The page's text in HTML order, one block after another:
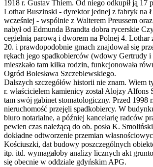
1918 r. Gustav Thiem. Od niego odkupił ją 17
Lothar Buszinski - dyrektor jednej z fabryk na
wcześniej - wspólnie z Walterem Preussem
nabył od Edmunda Brandta dobra rycerskie
cegielnią parową i dworem na Polnej 4. Lothar
20. i prawdopodobnie gmach znajdował się
rękach jego spadkobierców (wdowy Gertrudy
mieszkało tam kilka rodzin, funkcjonowała
Ogród Bolesława Szczeblewskiego.
Dalszych szczegółów historii nie znam. Wiem
r. właścicielem kamienicy został Alojzy Alfons
tam swój gabinet stomatologiczny. Przed 1998
nieruchomość przejęli spadkobiercy. W
biuro notarialne, a później kancelarię radców
pewien czas należącą do ob. posła K.
dokładne odtworzenie przemian
Kościuszki, dat budowy poszczególnych
itp. itd. wymagałoby analizy licznych akt
się obecnie w oddziale gdyńskim APG.